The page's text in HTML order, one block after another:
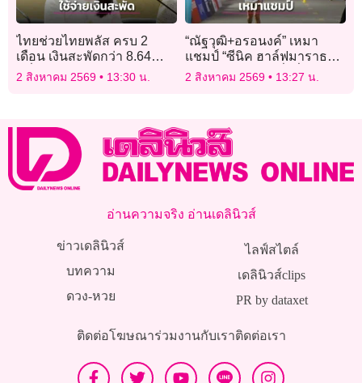
ไทยช่วยไทยพลัส ครบ 2
เดือน เงินสะพัดกว่า 8.64
หมื่นล้านบาท
2 สิงหาคม 2569 13:30 น.
“ณัฐวุฒิ+อรอนงค์” เหมา
แชมป์ “ซีนิค ฮาล์ฟมาราธอน
ระยอง 2026” นักวิ่งทั่วไทย
2 สิงหาคม 2569 13:27 น.
อ่านความจริง อ่านเดลินิวส์
ข่าวเดลินิวส์
บทความ
ดวง-หวย
ไลฟ์สไตล์
เดลินิวส์clips
PR by dataxet
ติดต่อโฆษณาร่วมงานกับเราติดต่อเรา